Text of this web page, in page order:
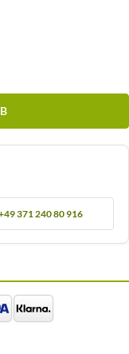
371 240 80 916